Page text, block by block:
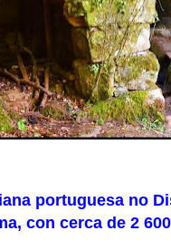
portuguesa no
con cerca de 2